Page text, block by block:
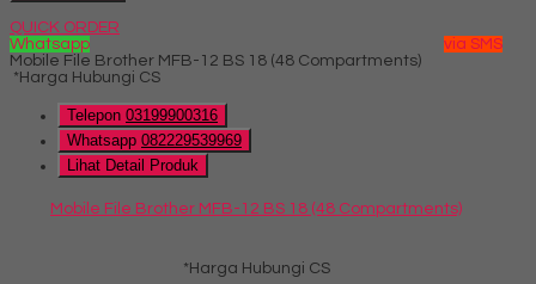
QUICK ORDER
Whatsapp
via SMS
Mobile File Brother MFB-12 BS 18 (48 Compartments)
*Harga Hubungi CS
Telepon 03199900316
Whatsapp 082229539969
Lihat Detail Produk
Mobile File Brother MFB-12 BS 18 (48 Compartments)
*Harga Hubungi CS